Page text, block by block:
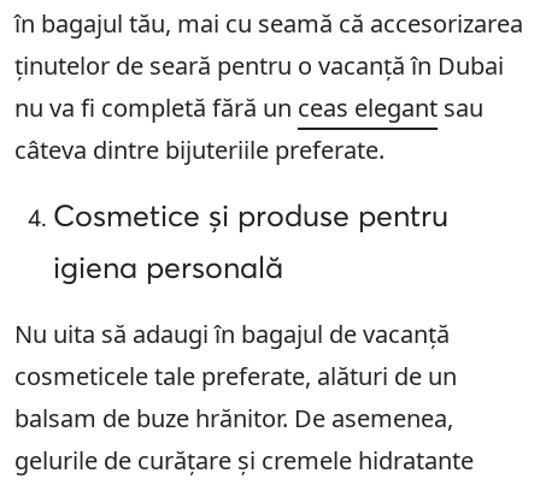
în bagajul tău, mai cu seamă că accesorizarea
ținutelor de seară pentru o vacanță în Dubai
nu va fi completă fără un ceas elegant sau
câteva dintre bijuteriile preferate.
Cosmetice și produse pentru
igiena personală
Nu uita să adaugi în bagajul de vacanță
cosmeticele tale preferate, alături de un
balsam de buze hrănitor. De asemenea,
gelurile de curățare și cremele hidratante